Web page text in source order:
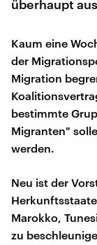
überhaupt
Kaum eine
der
Migration
bestimmte
Migranten"
werden.
Neu ist der
Marokko,
zu